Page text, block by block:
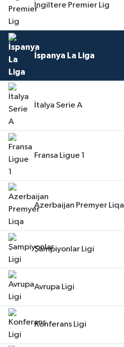
İngiltere Premier Lig
İspanya La Liga
İtalya Serie A
Fransa Ligue 1
Azerbaijan Premyer Liqa
Şampiyonlar Ligi
Avrupa Ligi
Konferans Ligi